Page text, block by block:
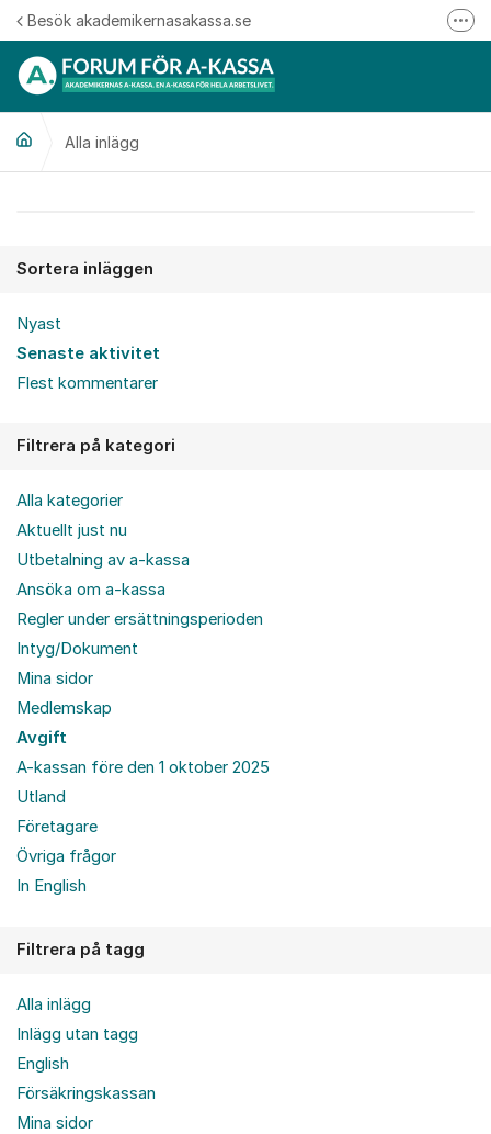
Hoppa till innehåll
Besök akademikernasakassa.se
Alla inlägg
Sortera inläggen
Nyast
Senaste aktivitet
Flest kommentarer
Filtrera på kategori
Alla kategorier
Aktuellt just nu
Utbetalning av a-kassa
Ansöka om a-kassa
Regler under ersättningsperioden
Intyg/Dokument
Mina sidor
Medlemskap
Avgift
A-kassan före den 1 oktober 2025
Utland
Företagare
Övriga frågor
In English
Filtrera på tagg
Alla inlägg
Inlägg utan tagg
English
Försäkringskassan
Mina sidor